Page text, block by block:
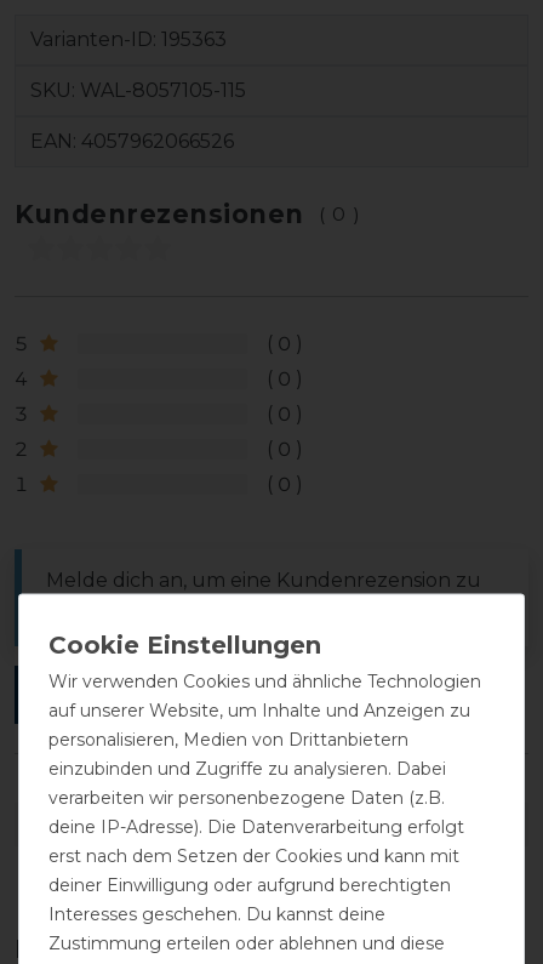
Varianten-ID: 195363
SKU: WAL-8057105-115
EAN: 4057962066526
Kundenrezensionen (0)
5
0
4
0
3
0
2
0
1
0
Melde dich an, um eine Kundenrezension zu
ANMELDEN
DETAILS ZUR PRODUKTSICHERHEIT
Diese Produkte könnten dich auch
Wir verwenden Cookies und ähnliche Technologien
auf unserer Website, um Inhalte und Anzeigen zu
personalisieren, Medien von Drittanbietern
einzubinden und Zugriffe zu analysieren. Dabei
verarbeiten wir personenbezogene Daten (z.B.
deine IP-Adresse). Die Datenverarbeitung erfolgt
erst nach dem Setzen der Cookies und kann mit
deiner Einwilligung oder aufgrund berechtigten
Interesses geschehen. Du kannst deine
Zustimmung erteilen oder ablehnen und diese